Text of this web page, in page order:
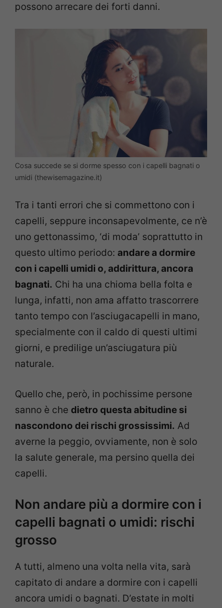
possono arrecare dei forti danni.
Cosa succede se si dorme spesso con i capelli bagnati o
umidi (thewisemagazine.it)
Tra i tanti errori che si commettono con i
capelli, seppure inconsapevolmente, ce n’è
uno gettonassimo, ‘di moda’ soprattutto in
questo ultimo periodo: andare a dormire
con i capelli umidi o, addirittura, ancora
bagnati. Chi ha una chioma bella folta e
lunga, infatti, non ama affatto trascorrere
tanto tempo con l’asciugacapelli in mano,
specialmente con il caldo di questi ultimi
giorni, e predilige un’asciugatura più
naturale.
Quello che, però, in pochissime persone
sanno è che dietro questa abitudine si
nascondono dei rischi grossissimi. Ad
averne la peggio, ovviamente, non è solo
la salute generale, ma persino quella dei
capelli.
Non andare più a dormire con i
capelli bagnati o umidi: rischi
grosso
A tutti, almeno una volta nella vita, sarà
capitato di andare a dormire con i capelli
ancora umidi o bagnati. D’estate in molti